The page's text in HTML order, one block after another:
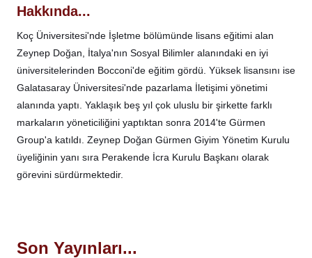
Hakkında...
Koç Üniversitesi'nde İşletme bölümünde lisans eğitimi alan
Zeynep Doğan, İtalya'nın Sosyal Bilimler alanındaki en iyi
üniversitelerinden Bocconi'de eğitim gördü. Yüksek lisansını ise
Galatasaray Üniversitesi'nde pazarlama İletişimi yönetimi
alanında yaptı. Yaklaşık beş yıl çok uluslu bir şirkette farklı
markaların yöneticiliğini yaptıktan sonra 2014'te Gürmen
Group'a katıldı. Zeynep Doğan Gürmen Giyim Yönetim Kurulu
üyeliğinin yanı sıra Perakende İcra Kurulu Başkanı olarak
görevini sürdürmektedir.
Son Yayınları...